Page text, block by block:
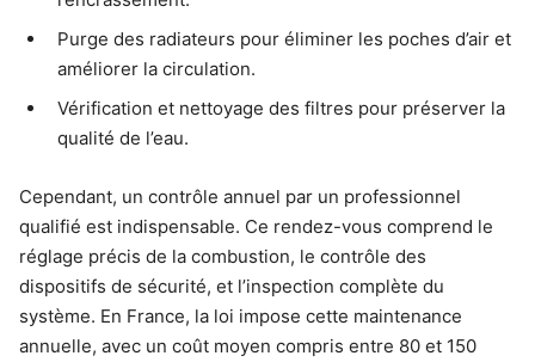
Purge des radiateurs pour éliminer les poches d’air et
améliorer la circulation.
Vérification et nettoyage des filtres pour préserver la
qualité de l’eau.
Cependant, un contrôle annuel par un professionnel
qualifié est indispensable. Ce rendez-vous comprend le
réglage précis de la combustion, le contrôle des
dispositifs de sécurité, et l’inspection complète du
système. En France, la loi impose cette maintenance
annuelle, avec un coût moyen compris entre 80 et 150